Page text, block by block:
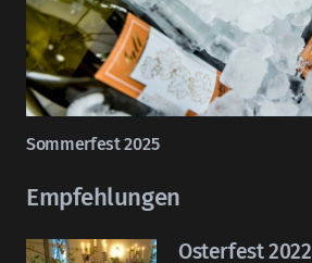
Sommerfest 2025
Empfehlungen
Osterfest 2022